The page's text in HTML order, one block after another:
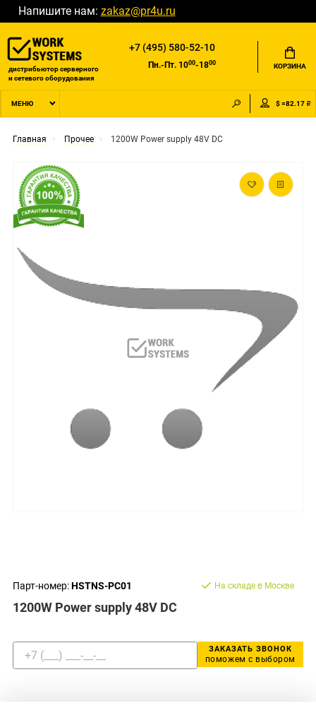
Напишите нам: zakaz@pr4u.ru
дистрибьютор серверного
и сетевого оборудования
+7 (495) 580-52-10
Пн.-Пт. 1000-1800 КОРЗИНА
МЕНЮ $ =82.17 ₽
Главная Прочее 1200W Power supply 48V DC
Парт-номер:HSTNS-PC01
1200W Power supply 48V DC
На складе в Москве
ЗАКАЗАТЬ ЗВОНОК
поможем с выбором